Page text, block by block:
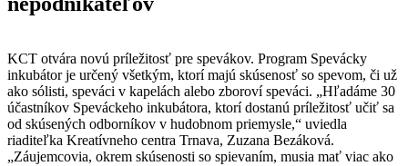
KCT otvára novú príležitosť pre spevákov. Program Spevácky
inkubátor je určený všetkým, ktorí majú skúsenosť so spevom, či už
ako sólisti, speváci v kapelách alebo zboroví speváci. „Hľadáme 30
účastníkov Speváckeho inkubátora, ktorí dostanú príležitosť učiť sa
od skúsených odborníkov v hudobnom priemysle,“ uviedla
riaditeľka Kreatívneho centra Trnava, Zuzana Bezáková.
„Záujemcovia, okrem skúsenosti so spievaním, musia mať viac ako